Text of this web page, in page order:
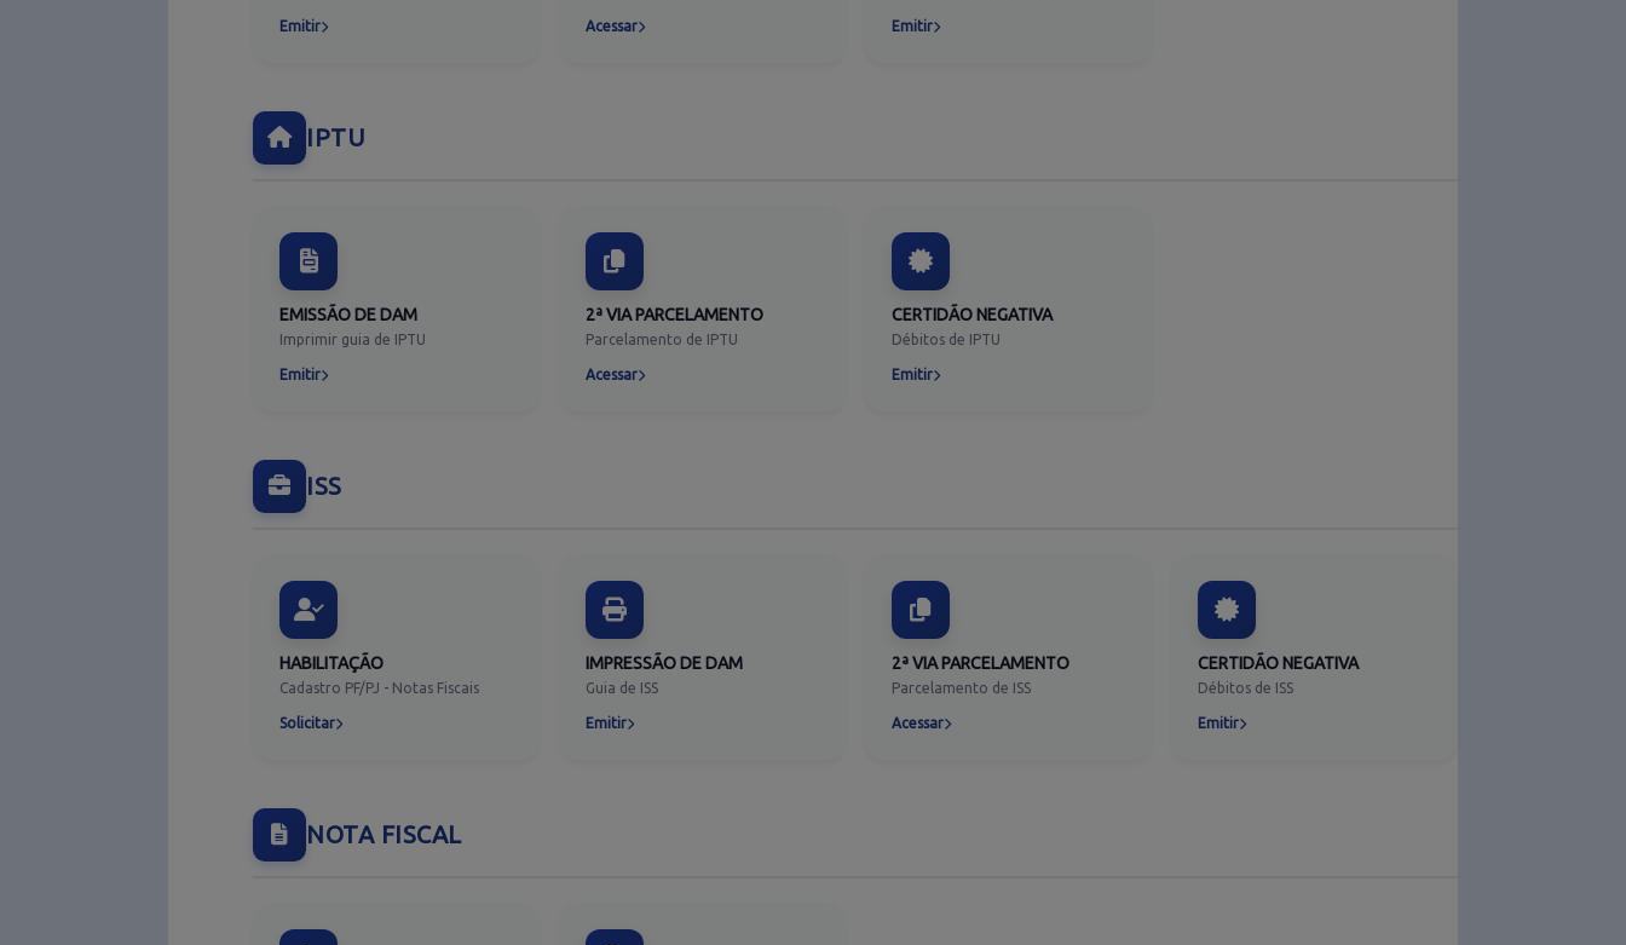
Emitir Acessar Emitir
IPTU
EMISSÃO DE DAM
Imprimir guia de IPTU
Emitir
2ª VIA PARCELAMENTO
Parcelamento de IPTU
Acessar
CERTIDÃO NEGATIVA
Débitos de IPTU
Emitir
ISS
HABILITAÇÃO
Cadastro PF/PJ - Notas Fiscais
Solicitar
IMPRESSÃO DE DAM
Guia de ISS
Emitir
2ª VIA PARCELAMENTO
Parcelamento de ISS
Acessar
CERTIDÃO NEGATIVA
Débitos de ISS
Emitir
NOTA FISCAL